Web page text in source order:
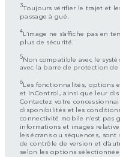
3Toujours vérifier le trajet et
passage à gué.
4L’image ne s’affiche pas en
plus de sécurité.
5Non compatible avec le
avec la barre de protection de
6Les fonctionnalités, options
et InControl, ainsi que leur
Contactez votre
disponibilités et les
connectivité mobile n’est pas
informations et images
les écrans ou séquences,
de contrôle de version et
selon les options